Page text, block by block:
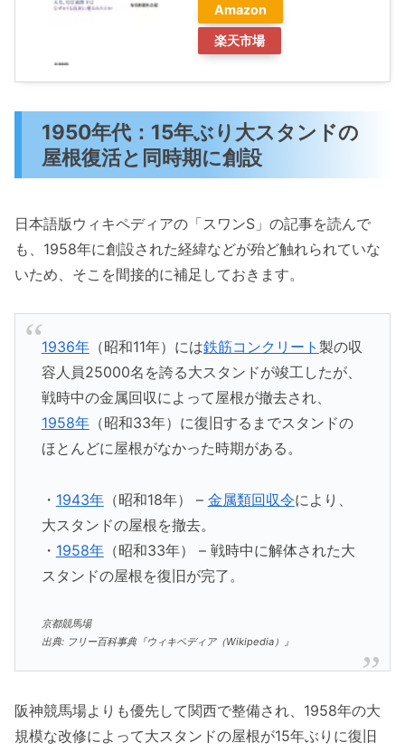
Amazon
楽天市場
1950年代：15年ぶり大スタンドの
屋根復活と同時期に創設
日本語版ウィキペディアの「スワンS」の記事を読んで
も、1958年に創設された経緯などが殆ど触れられていな
いため、そこを間接的に補足しておきます。
1936年（昭和11年）には鉄筋コンクリート 製の収
容人員25000名を誇る大スタンドが竣工したが、
戦時中の金属回収によって屋根が撤去され、
1958年（昭和33年）に復旧するまでスタンドの
ほとんどに屋根がなかった時期がある。
・ 1943年（昭和18年） – 金属類回収令により、
大スタンドの屋根を撤去。
・ 1958年（昭和33年） – 戦時中に解体された大
スタンドの屋根を復旧が完了。
京都競馬場
出典: フリー百科事典『ウィキペディア（Wikipedia）』
阪神競馬場よりも優先して関西で整備され、1958年の大
規模な改修によって大スタンドの屋根が15年ぶりに復旧